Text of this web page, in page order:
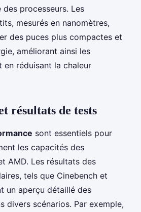
processeurs. Les
mesurés en nanomètres,
des puces plus compactes et
améliorant ainsi les
réduisant la chaleur
résultats de tests
sont essentiels pour
les capacités des
AMD. Les résultats des
tels que Cinebench et
un aperçu détaillé des
divers scénarios. Par exemple,